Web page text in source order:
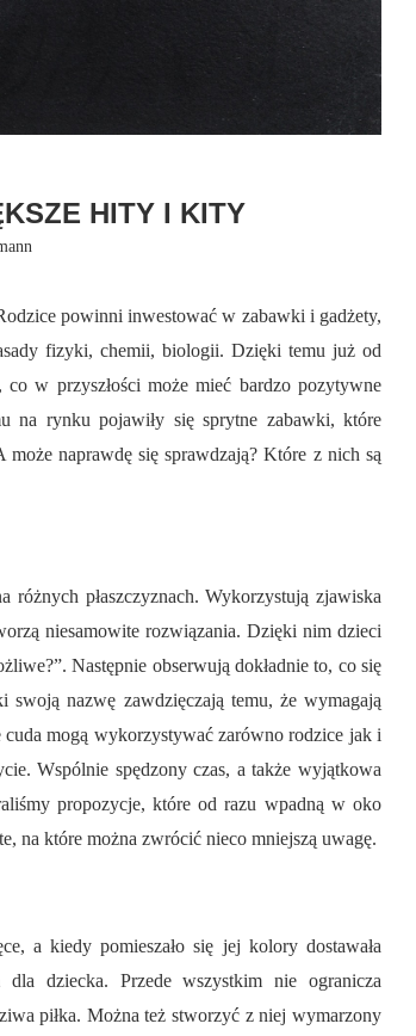
HITY I KITY
powinni inwestować w zabawki i gadżety,
fizyki, chemii, biologii. Dzięki temu już od
w przyszłości może mieć bardzo pozytywne
na rynku pojawiły się sprytne zabawki, które
naprawdę się sprawdzają? Które z nich są
płaszczyznach. Wykorzystują zjawiska
niesamowite rozwiązania. Dzięki nim dzieci
Następnie obserwują dokładnie to, co się
swoją nazwę zawdzięczają temu, że wymagają
cuda mogą wykorzystywać zarówno rodzice jak i
Wspólnie spędzony czas, a także wyjątkowa
propozycje, które od razu wpadną w oko
na które można zwrócić nieco mniejszą uwagę.
a kiedy pomieszało się jej kolory dostawała
dla dziecka. Przede wszystkim nie ogranicza
piłka. Można też stworzyć z niej wymarzony